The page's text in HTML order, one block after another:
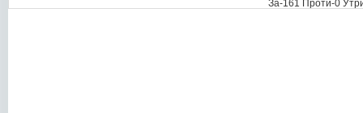
За-161 Проти-0